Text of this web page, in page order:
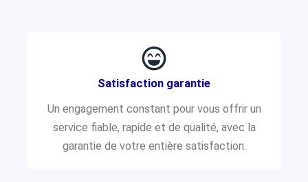
Satisfaction garantie
Un engagement constant pour vous offrir un
service fiable, rapide et de qualité, avec la
garantie de votre entière satisfaction.